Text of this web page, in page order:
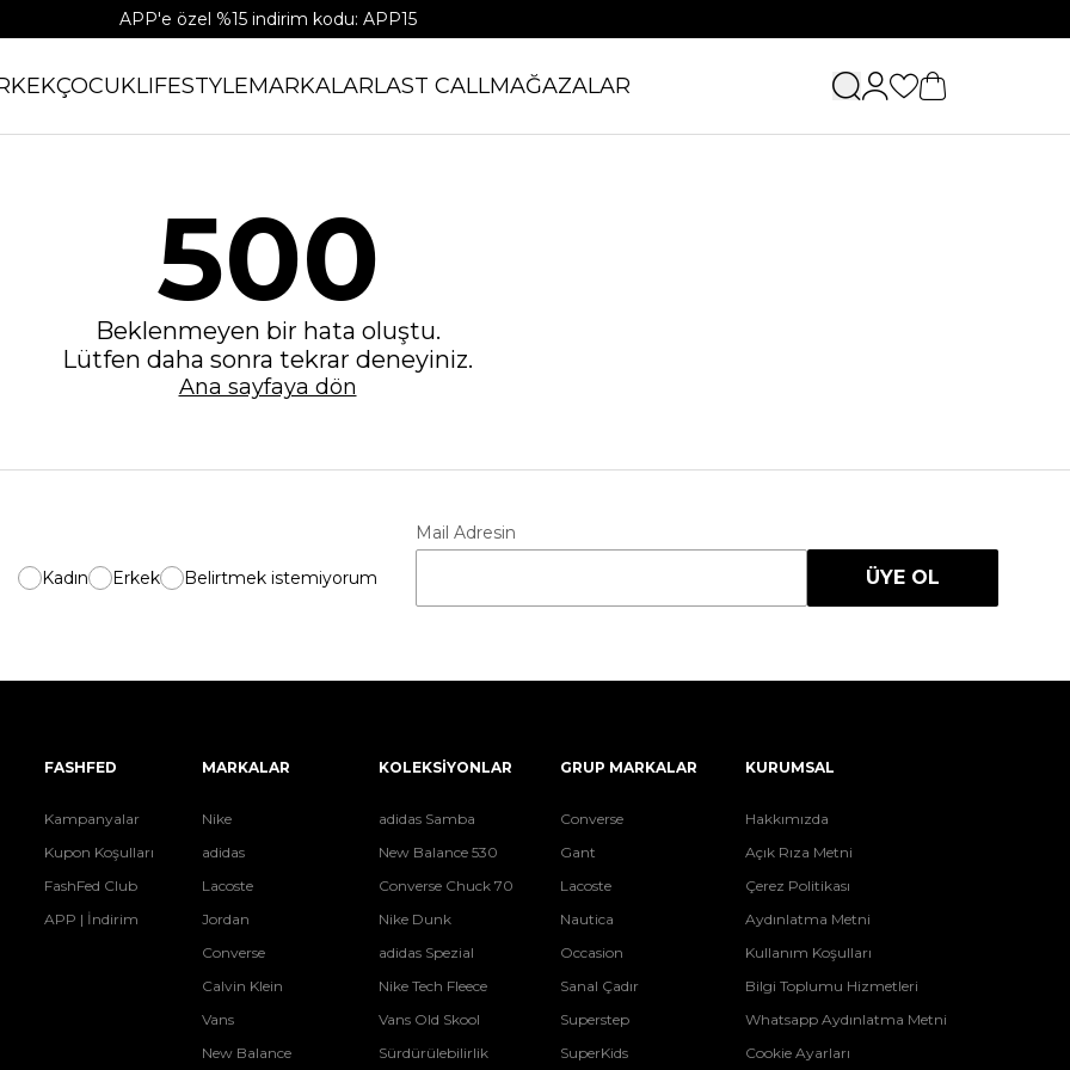
APP'e özel %15 indirim kodu: APP15
ÇOCUKLIFESTYLEMARKALARLAST CALLMAĞAZALAR
500
Beklenmeyen bir hata oluştu.
Lütfen daha sonra tekrar deneyiniz.
Ana sayfaya dön
Kadın Erkek Belirtmek istemiyorum
Mail Adresin
ÜYE OL
FASHFED
Kampanyalar
Kupon Koşulları
FashFed Club
APP | İndirim
MARKALAR
Nike
adidas
Lacoste
Jordan
Converse
Calvin Klein
Vans
New Balance
KOLEKSİYONLAR
adidas Samba
New Balance 530
Converse Chuck 70
Nike Dunk
adidas Spezial
Nike Tech Fleece
Vans Old Skool
Sürdürülebilirlik
GRUP MARKALAR
Converse
Gant
Lacoste
Nautica
Occasion
Sanal Çadır
Superstep
SuperKids
KURUMSAL
Hakkımızda
Açık Rıza Metni
Çerez Politikası
Aydınlatma Metni
Kullanım Koşulları
Bilgi Toplumu Hizmetleri
Whatsapp Aydınlatma Metni
Cookie Ayarları